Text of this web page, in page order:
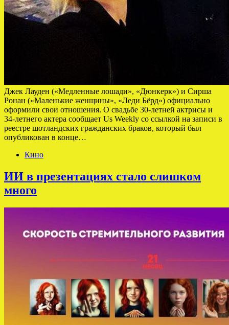
Джек Лауден («Медленные лошади», «Дюнкерк») и Сирша
Ронан («Маленькие женщины», «Леди Бёрд») официально
оформили свои отношения. О свадьбе 30-летней актрисы и
34-летнего актера сообщает Us Weekly со ссылкой на записи в
реестре шотландских гражданских браков, который был
опубликован в конце…
Кино
ИИ в презентациях стало слишком
много